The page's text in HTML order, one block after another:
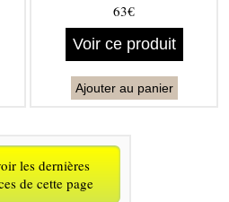
63€
Voir ce produit
Ajouter au panier
les dernières
de cette page